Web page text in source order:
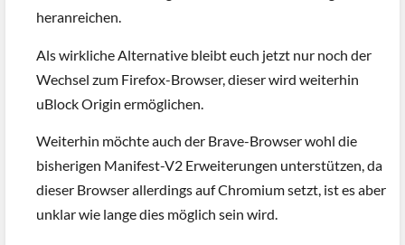
heranreichen.
Als wirkliche Alternative bleibt euch jetzt nur noch der
Wechsel zum Firefox-Browser, dieser wird weiterhin
uBlock Origin ermöglichen.
Weiterhin möchte auch der Brave-Browser wohl die
bisherigen Manifest-V2 Erweiterungen unterstützen, da
dieser Browser allerdings auf Chromium setzt, ist es aber
unklar wie lange dies möglich sein wird.